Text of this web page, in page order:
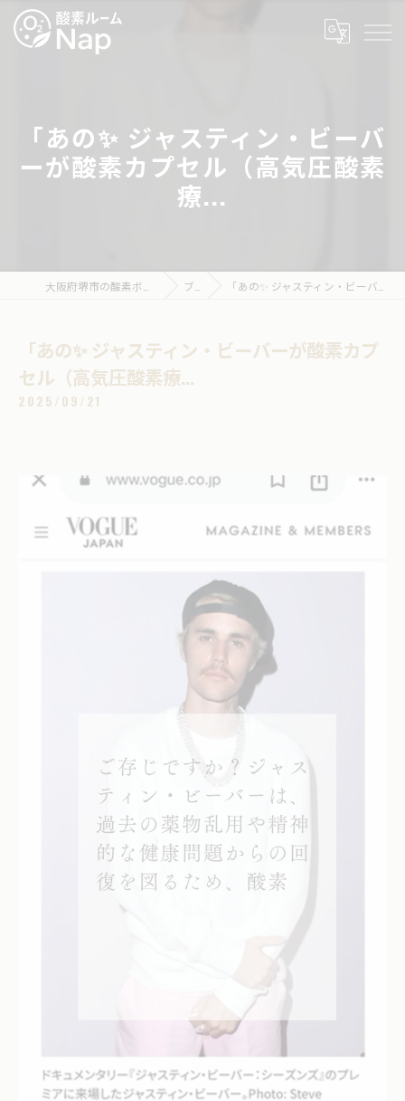
「あの✨ ジャスティン・ビーバ
ーが酸素カプセル（高気圧酸素
療...
ブログ 「あの✨ ジャスティン・ビーバーが酸素カプセル（高気圧酸素療...
「あの✨ ジャスティン・ビーバーが酸素カプ
セル（高気圧酸素療...
2025/09/21